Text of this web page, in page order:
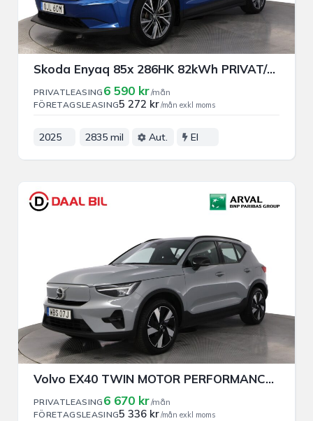
Skoda Enyaq 85x 286HK 82kWh PRIVAT/FÖRETAGSLEASING
PRIVATLEASING 6 590 kr/mån
FÖRETAGSLEASING5 272 kr/mån exkl moms
2025 2835 mil Aut. El
Volvo EX40 TWIN MOTOR PERFORMANCE 442HK PRIVAT/FÖRETAGSLEASING
PRIVATLEASING 6 670 kr/mån
FÖRETAGSLEASING5 336 kr/mån exkl moms